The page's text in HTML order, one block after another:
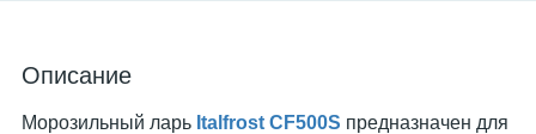
Описание
Морозильный ларь Italfrost CF500S предназначен для